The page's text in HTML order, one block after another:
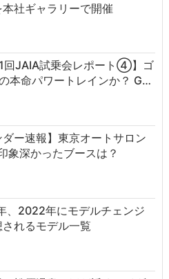
本社ギャラリーで開催
回JAIA試乗会レポート④】ゴ
本命パワートレインか？ G…
ダー速報】東京オートサロン
象深かったブースは？
、2022年にモデルチェンジ
されるモデル一覧